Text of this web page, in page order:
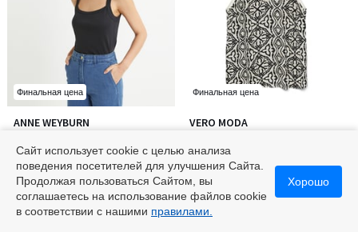
Финальная цена
ANNE WEYBURN
из хлопка
2700 ₽-15%
от2295 ₽
4,5
Количество
3
4,5
5
Финальная цена
VERO MODA
3000 ₽
Сайт использует cookie с целью анализа
поведения посетителей для улучшения Сайта.
Продолжая пользоваться Сайтом, вы
соглашаетесь на использование файлов cookie
в соответствии с нашими правилами.
Хорошо